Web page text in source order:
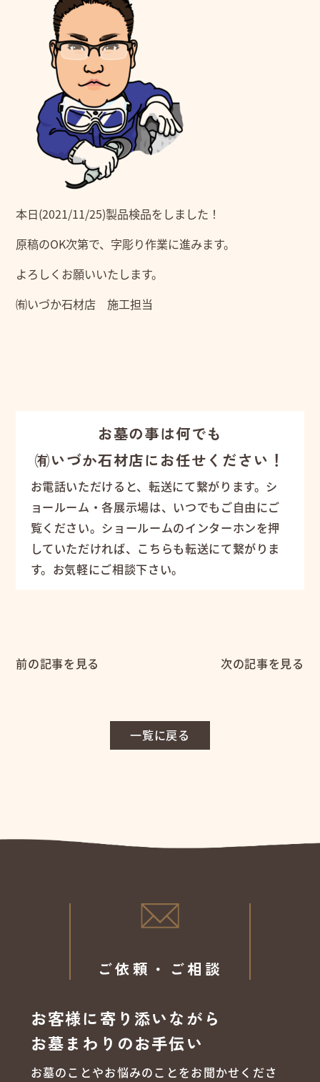
本日(2021/11/25)製品検品をしました！
原稿のOK次第で、字彫り作業に進みます。
よろしくお願いいたします。
㈲いづか石材店 施工担当
お墓の事は何でも
㈲いづか石材店にお任せください！
お電話いただけると、転送にて繋がります。シ
ョールーム・各展示場は、いつでもご自由にご
覧ください。ショールームのインターホンを押
していただければ、こちらも転送にて繋がりま
す。お気軽にご相談下さい。
前の記事を見る
一覧に戻る
次の記事を見る
ご依頼・ご相談
お客様に寄り添いながら
お墓まわりのお手伝い
お墓のことやお悩みのことをお聞かせくださ